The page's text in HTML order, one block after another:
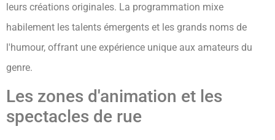
leurs créations originales. La programmation mixe
habilement les talents émergents et les grands noms de
l'humour, offrant une expérience unique aux amateurs du
genre.
Les zones d'animation et les
spectacles de rue